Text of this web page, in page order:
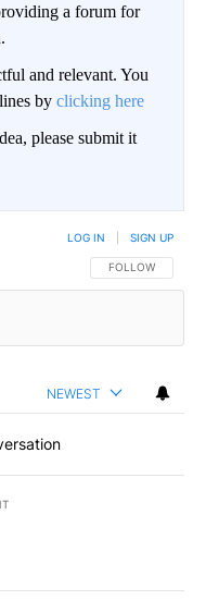
a forum for
and relevant. You
by clicking here
please submit it
FOLLOW THIS
FOLLOW
LOG IN SIGN UP
NEWEST